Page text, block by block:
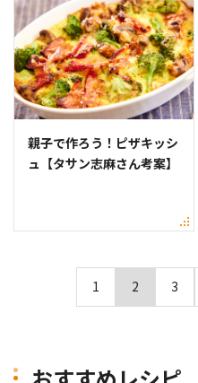
親子で作ろう！ピザキッシ
ュ【タサン志麻さん考案】
1 2 3